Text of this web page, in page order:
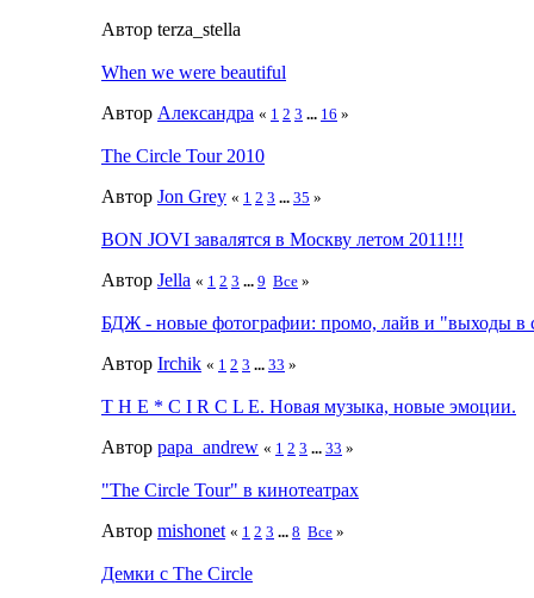
Автор terza_stella
When we were beautiful
Автор Александра « 1 2 3 ... 16 »
The Circle Tour 2010
Автор Jon Grey « 1 2 3 ... 35 »
BON JOVI завалятся в Москву летом 2011!!!
Автор Jella « 1 2 3 ... 9 Все »
БДЖ - новые фотографии: промо, лайв и "выходы в
Автор Irchik « 1 2 3 ... 33 »
T H E * C I R C L E. Новая музыка, новые эмоции.
Автор papa_andrew « 1 2 3 ... 33 »
"The Circle Tour" в кинотеатрах
Автор mishonet « 1 2 3 ... 8 Все »
Демки с The Circle